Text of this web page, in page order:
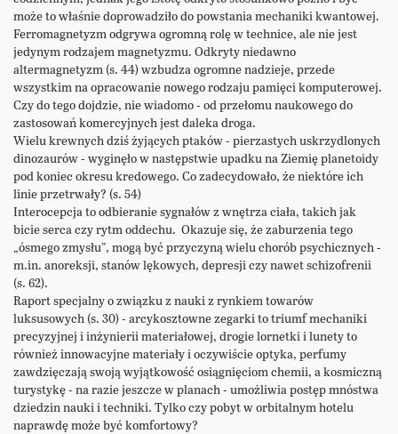
może to właśnie doprowadziło do powstania mechaniki kwantowej.
Ferromagnetyzm odgrywa ogromną rolę w technice, ale nie jest
jedynym rodzajem magnetyzmu. Odkryty niedawno
altermagnetyzm (s. 44) wzbudza ogromne nadzieje, przede
wszystkim na opracowanie nowego rodzaju pamięci komputerowej.
Czy do tego dojdzie, nie wiadomo - od przełomu naukowego do
zastosowań komercyjnych jest daleka droga.
Wielu krewnych dziś żyjących ptaków - pierzastych uskrzydlonych
dinozaurów - wyginęło w następstwie upadku na Ziemię planetoidy
pod koniec okresu kredowego. Co zadecydowało, że niektóre ich
linie przetrwały? (s. 54)
Interocepcja to odbieranie sygnałów z wnętrza ciała, takich jak
bicie serca czy rytm oddechu. Okazuje się, że zaburzenia tego
„ósmego zmysłu”, mogą być przyczyną wielu chorób psychicznych -
m.in. anoreksji, stanów lękowych, depresji czy nawet schizofrenii
(s. 62).
Raport specjalny o związku z nauki z rynkiem towarów
luksusowych (s. 30) - arcykosztowne zegarki to triumf mechaniki
precyzyjnej i inżynierii materiałowej, drogie lornetki i lunety to
również innowacyjne materiały i oczywiście optyka, perfumy
zawdzięczają swoją wyjątkowość osiągnięciom chemii, a kosmiczną
turystykę - na razie jeszcze w planach - umożliwia postęp mnóstwa
dziedzin nauki i techniki. Tylko czy pobyt w orbitalnym hotelu
naprawdę może być komfortowy?